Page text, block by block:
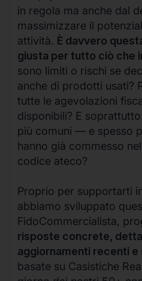
in regola ma anche dal
massimizzare il
attività. È davvero
giusta per tutto ciò che
sono limiti o rischi se
anche di prodotti usati?
tutte le agevolazioni
disponibili? E
più comuni — e spesso
hanno già commesso
codice ateco?
Proprio per supportarti
abbiamo sviluppato
FidoCommercialista,
risposte concrete,
aggiornamenti recenti
basate su Casistiche